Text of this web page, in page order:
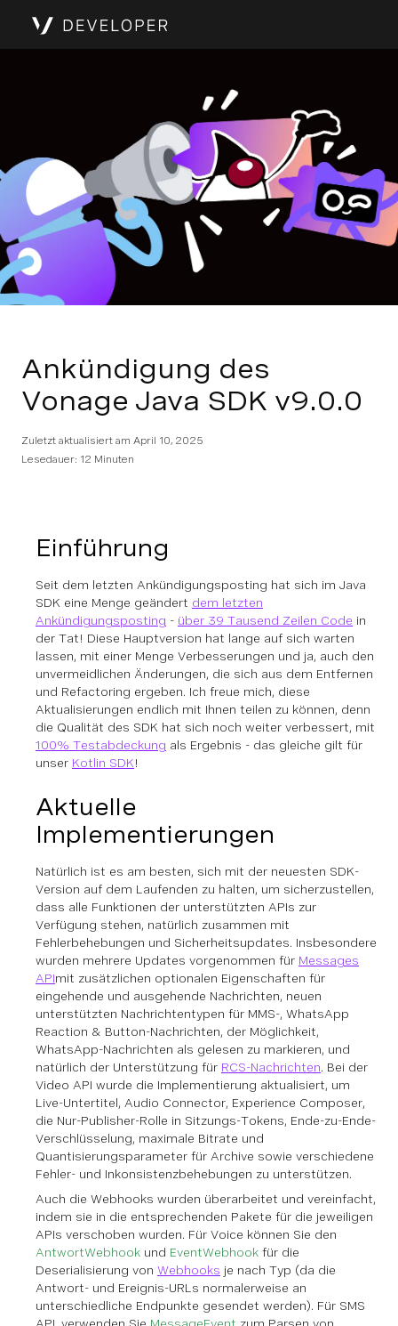
Ankündigung des
Vonage Java SDK v9.0.0
Zuletzt aktualisiert am April 10, 2025
Lesedauer: 12 Minuten
Einführung
Seit dem letzten Ankündigungsposting hat sich im Java
SDK eine Menge geändert dem letzten
Ankündigungsposting - über 39 Tausend Zeilen Code in
der Tat! Diese Hauptversion hat lange auf sich warten
lassen, mit einer Menge Verbesserungen und ja, auch den
unvermeidlichen Änderungen, die sich aus dem Entfernen
und Refactoring ergeben. Ich freue mich, diese
Aktualisierungen endlich mit Ihnen teilen zu können, denn
die Qualität des SDK hat sich noch weiter verbessert, mit
100% Testabdeckung als Ergebnis - das gleiche gilt für
unser Kotlin SDK!
Aktuelle
Implementierungen
Natürlich ist es am besten, sich mit der neuesten SDK-
Version auf dem Laufenden zu halten, um sicherzustellen,
dass alle Funktionen der unterstützten APIs zur
Verfügung stehen, natürlich zusammen mit
Fehlerbehebungen und Sicherheitsupdates. Insbesondere
wurden mehrere Updates vorgenommen für Messages
APImit zusätzlichen optionalen Eigenschaften für
eingehende und ausgehende Nachrichten, neuen
unterstützten Nachrichtentypen für MMS-, WhatsApp
Reaction & Button-Nachrichten, der Möglichkeit,
WhatsApp-Nachrichten als gelesen zu markieren, und
natürlich der Unterstützung für RCS-Nachrichten. Bei der
Video API wurde die Implementierung aktualisiert, um
Live-Untertitel, Audio Connector, Experience Composer,
die Nur-Publisher-Rolle in Sitzungs-Tokens, Ende-zu-Ende-
Verschlüsselung, maximale Bitrate und
Quantisierungsparameter für Archive sowie verschiedene
Fehler- und Inkonsistenzbehebungen zu unterstützen.
Auch die Webhooks wurden überarbeitet und vereinfacht,
indem sie in die entsprechenden Pakete für die jeweiligen
APIs verschoben wurden. Für Voice können Sie den
AntwortWebhook und EventWebhook für die
Deserialisierung von Webhooks je nach Typ (da die
Antwort- und Ereignis-URLs normalerweise an
unterschiedliche Endpunkte gesendet werden). Für SMS